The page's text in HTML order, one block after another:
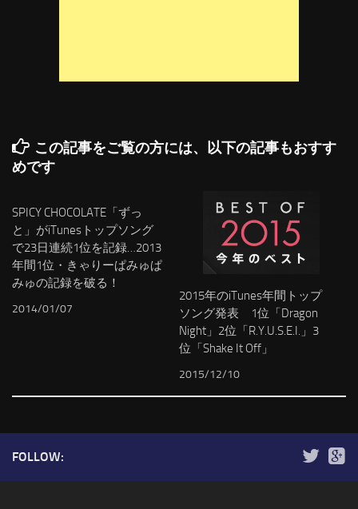
この記事をご覧の方には、以下の記事もおすす
めです
SPICY CHOCOLATE「ずっ
と」がiTunesトップソング
で23日連続1位を記録…2013
年間1位・きゃりーぱみゅぱ
みゅの記録を破る！
2014/01/07
2015年のiTunes年間トップ
ソング発表 1位「Dragon
Night」2位「R.Y.U.S.E.I.」3
位「Shake It Off」
2015/12/10
FOLLOW: